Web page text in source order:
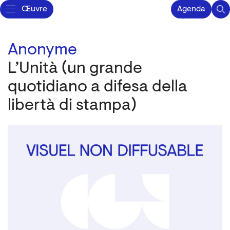
Œuvre Agenda
Anonyme
L’Unità (un grande
quotidiano a difesa della
libertà di stampa)